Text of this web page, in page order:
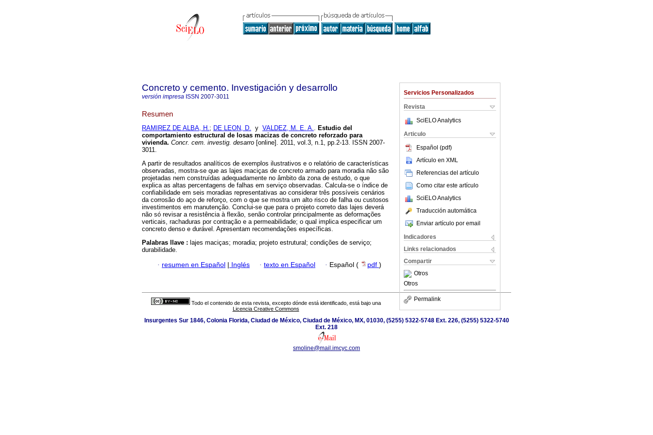
Servicios Personalizados
Revista
SciELO Analytics
Articulo
Español (pdf)
Artículo en XML
Referencias del artículo
Como citar este artículo
SciELO Analytics
Traducción automática
Enviar artículo por email
Indicadores
Links relacionados
Compartir
Otros
Otros
Permalink
Concreto y cemento. Investigación y desarrollo
versión impresa ISSN 2007-3011
Resumen
RAMIREZ DE ALBA, H.; DE LEON, D. y VALDEZ, M. E. A.. Estudio del
comportamiento estructural de losas macizas de concreto reforzado para
vivienda. Concr. cem. investig. desarro [online]. 2011, vol.3, n.1, pp.2-13. ISSN 2007-
3011.
A partir de resultados analíticos de exemplos ilustrativos e o relatório de características
observadas, mostra-se que as lajes maciças de concreto armado para moradia não são
projetadas nem construídas adequadamente no âmbito da zona de estudo, o que
explica as altas percentagens de falhas em serviço observadas. Calcula-se o índice de
confiabilidade em seis moradias representativas ao considerar três possíveis cenários
da corrosão do aço de reforço, com o que se mostra um alto risco de falha ou custosos
investimentos em manutenção. Conclui-se que para o projeto correto das lajes deverá
não só revisar a resistência à flexão, senão controlar principalmente as deformações
verticais, rachaduras por contração e a permeabilidade; o qual implica especificar um
concreto denso e durável. Apresentam recomendações específicas.
Palabras llave : lajes maciças; moradia; projeto estrutural; condições de serviço;
durabilidade.
· resumen en Español | Inglés · texto en Español · Español ( pdf )
Todo el contenido de esta revista, excepto dónde está identificado, está bajo una
Licencia Creative Commons
Insurgentes Sur 1846, Colonia Florida, Ciudad de México, Ciudad de México, MX, 01030, (5255) 5322-5748 Ext. 226, (5255) 5322-5740
Ext. 218
smoline@mail.imcyc.com